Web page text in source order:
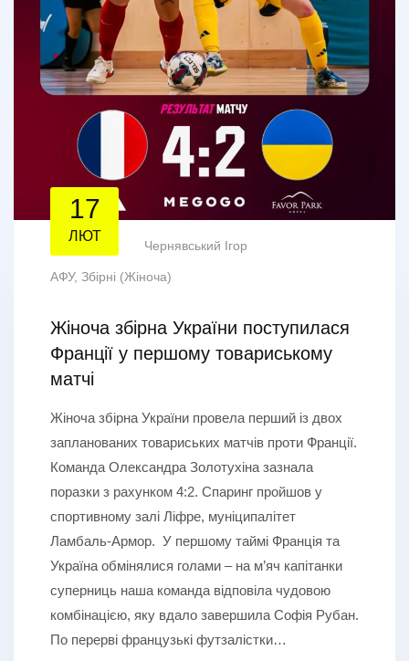
17
ЛЮТ
Чернявський Ігор
АФУ, Збірні (Жіноча)
Жіноча збірна України поступилася
Франції у першому товариському
матчі
Жіноча збірна України провела перший із двох
запланованих товариських матчів проти Франції.
Команда Олександра Золотухіна зазнала
поразки з рахунком 4:2. Спаринг пройшов у
спортивному залі Ліфре, муніципалітет
Ламбаль-Армор. У першому таймі Франція та
Україна обмінялися голами – на м’яч капітанки
суперниць наша команда відповіла чудовою
комбінацією, яку вдало завершила Софія Рубан.
По перерві французькі футзалістки…